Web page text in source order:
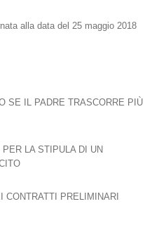
alla data del 25 maggio 2018
SE IL PADRE TRASCORRE PIÙ
LA STIPULA DI UN
CONTRATTI PRELIMINARI